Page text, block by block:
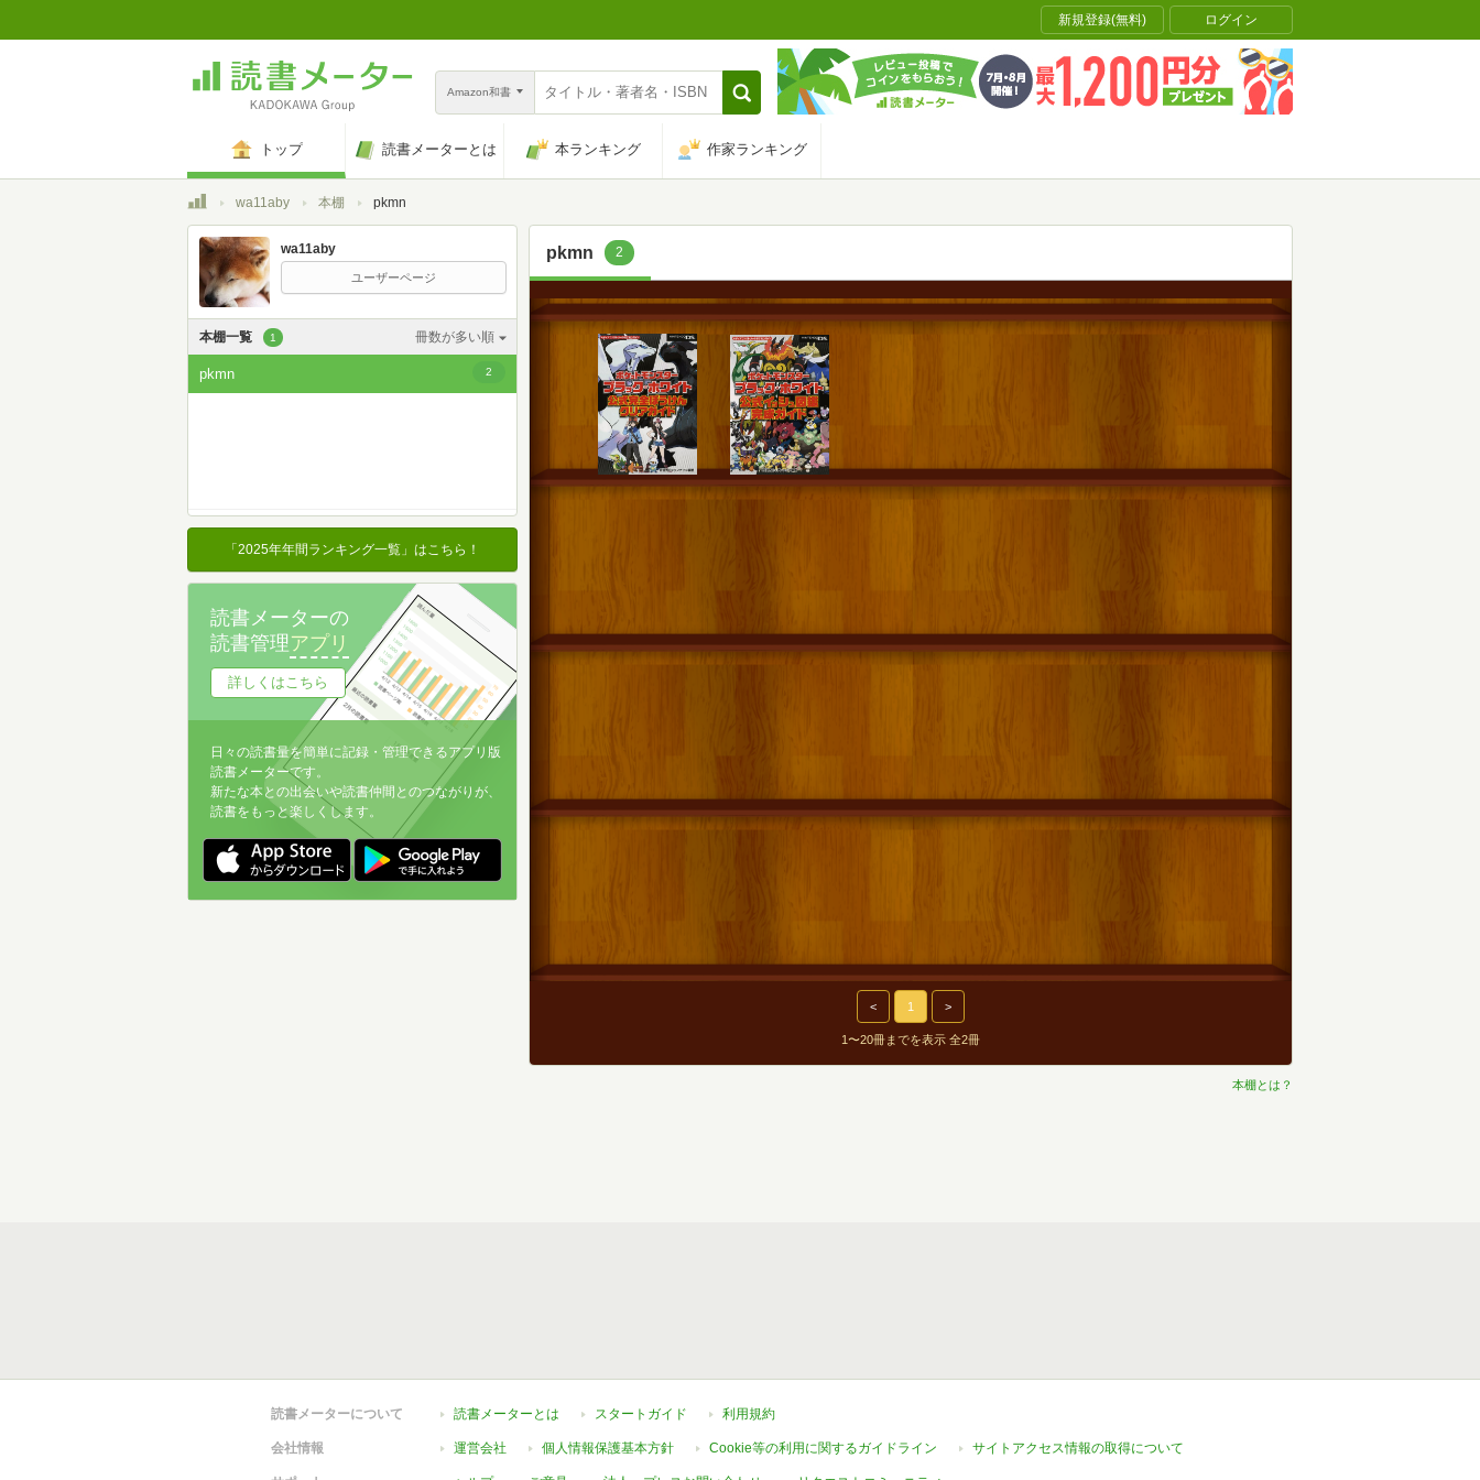
新規登録(無料) ログイン
Amazon和書
トップ 読書メーターとは 本ランキング 作家ランキング
トップwa11aby 本棚 pkmn
wa11aby
ユーザーページ
本棚一覧 1 冊数が多い順
カスタム順
冊数が多い順
冊数が少ない順
pkmn 2
「2025年年間ランキング一覧」はこちら！
読書メーターの
読書管理アプリ
詳しくはこちら
日々の読書量を簡単に記録・管理できるアプリ版
読書メーターです。
新たな本との出会いや読書仲間とのつながりが、
読書をもっと楽しくします。
pkmn 2
< 1 >
1〜20冊までを表示 全2冊
本棚とは？
読書メーターについて 読書メーターとは スタートガイド 利用規約
会社情報 運営会社 個人情報保護基本方針 Cookie等の利用に関するガイドライン サイトアクセス情報の取得について